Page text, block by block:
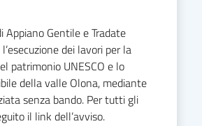
Appiano Gentile e Tradate
dei lavori per la
patrimonio UNESCO e lo
della valle Olona, mediante
senza bando. Per tutti gli
il link dell’avviso.